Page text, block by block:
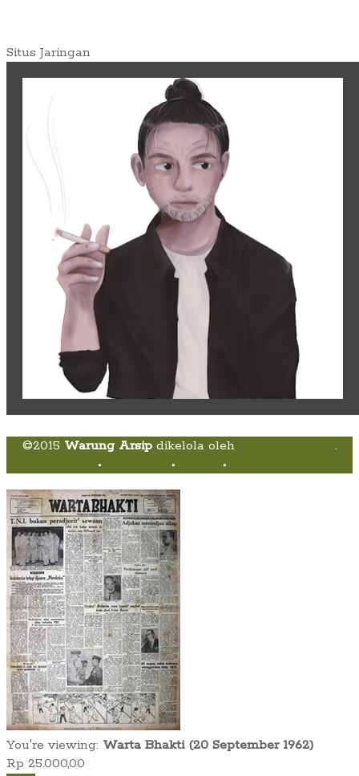
Situs Jaringan
©2015 Warung Arsipdikelola oleh
.
• • •
You're viewing: Warta Bhakti (20 September 1962)
Rp 25.000,00